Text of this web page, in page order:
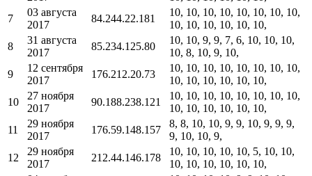
7
03 августа
2017
84.244.22.181
10, 10, 10, 10, 10, 10, 10, 10,
10, 10, 10, 10, 10, 10,
8
31 августа
2017
85.234.125.80
10, 10, 9, 9, 7, 6, 10, 10, 10,
10, 8, 10, 9, 10,
9
12 сентября
2017
176.212.20.73
10, 10, 10, 10, 10, 10, 10, 10,
10, 10, 10, 10, 10, 10,
10
27 ноября
2017
90.188.238.121
10, 10, 10, 10, 10, 10, 10, 10,
10, 10, 10, 10, 10, 10,
11
29 ноября
2017
176.59.148.157
8, 8, 10, 10, 9, 9, 10, 9, 9, 9,
9, 10, 10, 9,
12
29 ноября
2017
212.44.146.178
10, 10, 10, 10, 10, 5, 10, 10,
10, 10, 10, 10, 10, 10,